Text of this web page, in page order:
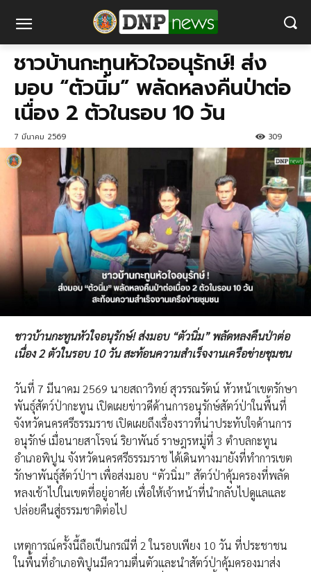
ชาวบ้านกะทูนหัวใจอนุรักษ์! ส่ง
มอบ “ตัวนิ่ม” พลัดหลงคืนป่าต่อ
เนื่อง 2 ตัวในรอบ 10 วัน
7 มีนาคม 2569 309
ชาวบ้านกะทูนหัวใจอนุรักษ์! ส่งมอบ “ตัวนิ่ม” พลัดหลงคืนป่าต่อ
เนื่อง 2 ตัวในรอบ 10 วัน สะท้อนความสำเร็จงานเครือข่ายชุมชน
วันที่ 7 มีนาคม 2569 นายสถาวิทย์ สุวรรณรัตน์ หัวหน้าเขตรักษา
พันธุ์สัตว์ป่ากะทูน เปิดเผยข่าวดีด้านการอนุรักษ์สัตว์ป่าในพื้นที่
จังหวัดนครศรีธรรมราช เปิดเผยถึงเรื่องราวที่น่าประทับใจด้านการ
อนุรักษ์ เมื่อนายสาโรจน์ ริยาพันธ์ ราษฎรหมู่ที่ 3 ตำบลกะทูน
อำเภอพิปูน จังหวัดนครศรีธรรมราช ได้เดินทางมายังที่ทำการเขต
รักษาพันธุ์สัตว์ป่าฯ เพื่อส่งมอบ “ตัวนิ่ม” สัตว์ป่าคุ้มครองที่พลัด
หลงเข้าไปในเขตที่อยู่อาศัย เพื่อให้เจ้าหน้าที่นำกลับไปดูแลและ
ปล่อยคืนสู่ธรรมชาติต่อไป
เหตุการณ์ครั้งนี้ถือเป็นกรณีที่ 2 ในรอบเพียง 10 วัน ที่ประชาชน
ในพื้นที่อำเภอพิปูนมีความตื่นตัวและนำสัตว์ป่าคุ้มครองมาส่ง